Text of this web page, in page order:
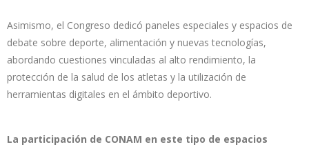
Asimismo, el Congreso dedicó paneles especiales y espacios de
debate sobre deporte, alimentación y nuevas tecnologías,
abordando cuestiones vinculadas al alto rendimiento, la
protección de la salud de los atletas y la utilización de
herramientas digitales en el ámbito deportivo.
La participación de CONAM en este tipo de espacios